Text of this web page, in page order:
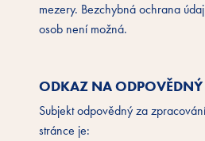
mezery. Bezchybná ochrana
osob není možná.
ODKAZ NA ODPOVĚDNÝ
Subjekt odpovědný za
stránce je: